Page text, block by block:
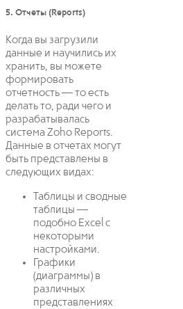
5. Отчеты (Reports)
Когда вы загрузили
данные и научились их
хранить, вы можете
формировать
отчетность — то есть
делать то, ради чего и
разрабатывалась
система Zoho Reports.
Данные в отчетах могут
быть представлены в
следующих видах:
Таблицы и сводные
таблицы —
подобно Excel с
некоторыми
настройками.
Графики
(диаграммы) в
различных
представлениях